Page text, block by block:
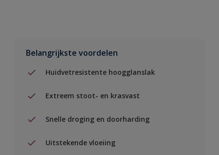
Belangrijkste voordelen
Huidvetresistente hoogglanslak
Extreem stoot- en krasvast
Snelle droging en doorharding
Uitstekende vloeiing